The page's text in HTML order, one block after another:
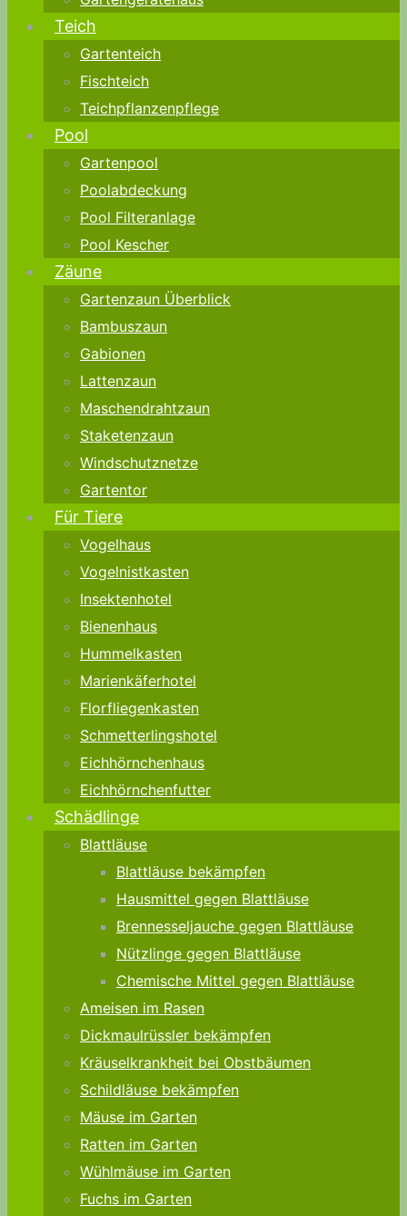
Teich
Gartenteich
Fischteich
Teichpflanzenpflege
Pool
Gartenpool
Poolabdeckung
Pool Filteranlage
Pool Kescher
Zäune
Gartenzaun Überblick
Bambuszaun
Gabionen
Lattenzaun
Maschendrahtzaun
Staketenzaun
Windschutznetze
Gartentor
Für Tiere
Vogelhaus
Vogelnistkasten
Insektenhotel
Bienenhaus
Hummelkasten
Marienkäferhotel
Florfliegenkasten
Schmetterlingshotel
Eichhörnchenhaus
Eichhörnchenfutter
Schädlinge
Blattläuse
Blattläuse bekämpfen
Hausmittel gegen Blattläuse
Brennesseljauche gegen Blattläuse
Nützlinge gegen Blattläuse
Chemische Mittel gegen Blattläuse
Ameisen im Rasen
Dickmaulrüssler bekämpfen
Kräuselkrankheit bei Obstbäumen
Schildläuse bekämpfen
Mäuse im Garten
Ratten im Garten
Wühlmäuse im Garten
Fuchs im Garten